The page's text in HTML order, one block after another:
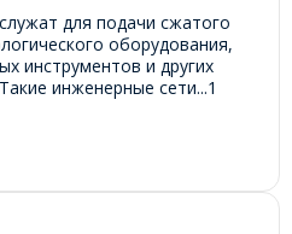
для подачи сжатого
оборудования,
инструментов и других
инженерные сети...1